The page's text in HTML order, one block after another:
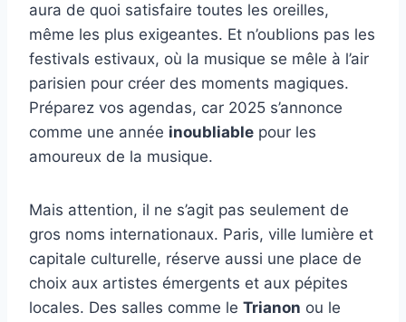
aura de quoi satisfaire toutes les oreilles,
même les plus exigeantes. Et n’oublions pas les
festivals estivaux, où la musique se mêle à l’air
parisien pour créer des moments magiques.
Préparez vos agendas, car 2025 s’annonce
comme une année inoubliable pour les
amoureux de la musique.
Mais attention, il ne s’agit pas seulement de
gros noms internationaux. Paris, ville lumière et
capitale culturelle, réserve aussi une place de
choix aux artistes émergents et aux pépites
locales. Des salles comme le Trianon ou le